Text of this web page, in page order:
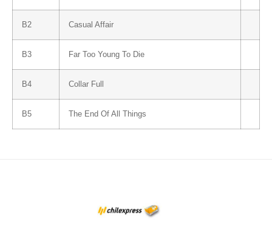
B2 Casual Affair
B3 Far Too Young To Die
B4 Collar Full
B5 The End Of All Things